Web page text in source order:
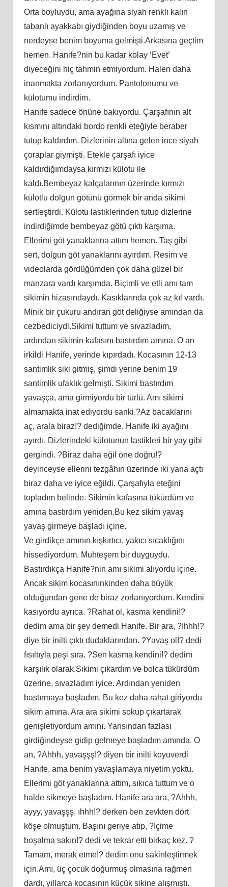
Orta boyluydu, ama ayağına siyah renkli kalın
tabanlı ayakkabı giydiğinden boyu uzamış ve
nerdeyse benim boyuma gelmişti.Arkasına geçtim
hemen. Hanife?nin bu kadar kolay ‘Evet’
diyeceğini hiç tahmin etmiyordum. Halen daha
inanmakta zorlanıyordum. Pantolonumu ve
külotumu indirdim.
Hanife sadece önüne bakıyordu. Çarşafının alt
kısmını altındaki bordo renkli eteğiyle beraber
tutup kaldırdım. Dizlerinin altına gelen ince siyah
çoraplar giymişti. Etekle çarşafı iyice
kaldırdığımdaysa kırmızı külotu ile
kaldı.Bembeyaz kalçalarının üzerinde kırmızı
külotlu dolgun götünü görmek bir anda sikimi
sertleştirdi. Külotu lastiklerinden tutup dizlerine
indirdiğimde bembeyaz götü çıktı karşıma.
Ellerimi göt yanaklarına attım hemen. Taş gibi
sert, dolgun göt yanaklarını ayırdım. Resim ve
videolarda gördüğümden çok daha güzel bir
manzara vardı karşımda. Biçimli ve etli amı tam
sikimin hizasındaydı. Kasıklarında çok az kıl vardı.
Minik bir çukuru andıran göt deliğiyse amından da
cezbediciydi.Sikimi tuttum ve sıvazladım,
ardından sikimin kafasını bastırdım amına. O an
irkildi Hanife, yerinde kıpırdadı. Kocasının 12-13
santimlik siki gitmiş, şimdi yerine benim 19
santimlik ufaklık gelmişti. Sikimi bastırdım
yavaşça, ama girmiyordu bir türlü. Amı sikimi
almamakta inat ediyordu sanki.?Az bacaklarını
aç, arala biraz!? dediğimde, Hanife iki ayağını
ayırdı. Dizlerindeki külotunun lastikleri bir yay gibi
gergindi. ?Biraz daha eğil öne doğru!?
deyinceyse ellerini tezgâhın üzerinde iki yana açtı
biraz daha ve iyice eğildi. Çarşafıyla eteğini
topladım belinde. Sikimin kafasına tükürdüm ve
amına bastırdım yeniden.Bu kez sikim yavaş
yavaş girmeye başladı içine.
Ve girdikçe amının kışkırtıcı, yakıcı sıcaklığını
hissediyordum. Muhteşem bir duyguydu.
Bastırdıkça Hanife?nin amı sikimi alıyordu içine.
Ancak sikim kocasınınkinden daha büyük
olduğundan gene de biraz zorlanıyordum. Kendini
kasıyordu ayrıca. ?Rahat ol, kasma kendini!?
dedim ama bir şey demedi Hanife. Bir ara, ?Ihhh!?
diye bir inilti çıktı dudaklarından. ?Yavaş ol!? dedi
fısıltıyla peşi sıra. ?Sen kasma kendini!? dedim
karşılık olarak.Sikimi çıkardım ve bolca tükürdüm
üzerine, sıvazladım iyice. Ardından yeniden
bastırmaya başladım. Bu kez daha rahat giriyordu
sikim amına. Ara ara sikimi sokup çıkartarak
genişletiyordum amını. Yarısından fazlası
girdiğindeyse gidip gelmeye başladım amında. O
an, ?Ahhh, yavaşşş!? diyen bir inilti koyuverdi
Hanife, ama benim yavaşlamaya niyetim yoktu.
Ellerimi göt yanaklarına attım, sıkıca tuttum ve o
halde sikmeye başladım. Hanife ara ara, ?Ahhh,
ayyy, yavaşşş, ıhhh!? derken ben zevkten dört
köşe olmuştum. Başını geriye atıp, ?İçime
boşalma sakın!? dedi ve tekrar etti birkaç kez. ?
Tamam, merak etme!? dedim onu sakinleştirmek
için.Amı, üç çocuk doğurmuş olmasına rağmen
dardı, yıllarca kocasının küçük sikine alışmıştı.